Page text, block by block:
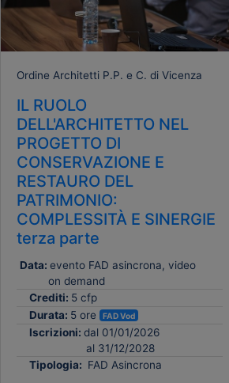
Ordine Architetti P.P. e C. di Vicenza
IL RUOLO
DELL'ARCHITETTO NEL
PROGETTO DI
CONSERVAZIONE E
RESTAURO DEL
PATRIMONIO:
COMPLESSITÀ E SINERGIE
terza parte
Data: evento FAD asincrona, video
on demand
Crediti: 5 cfp
Durata: 5 ore FAD Vod
Iscrizioni: dal 01/01/2026
al 31/12/2028
Tipologia: FAD Asincrona